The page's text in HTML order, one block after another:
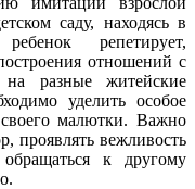
саду, находясь в
репетирует,
отношений с
разные житейские
уделить особое
малютки. Важно
проявлять вежливость
к другому